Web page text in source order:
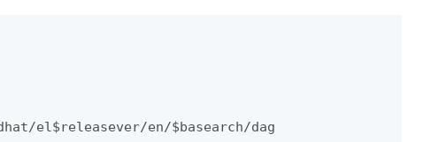
el$releasever/en/$basearch/dag